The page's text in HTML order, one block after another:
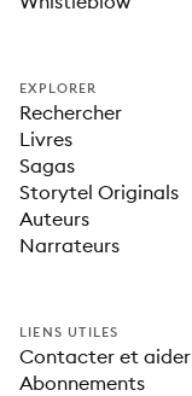
EXPLORER
Rechercher
Livres
Sagas
Storytel Originals
Auteurs
Narrateurs
LIENS UTILES
Contacter et aider
Abonnements